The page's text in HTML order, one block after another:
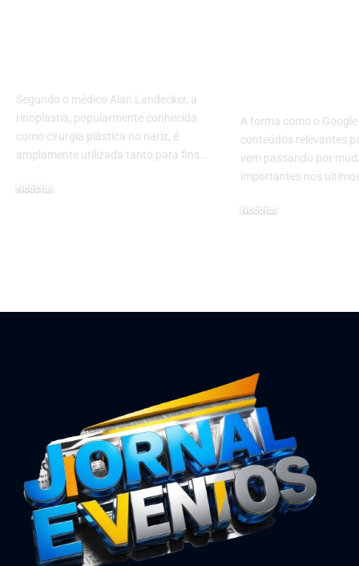
Segundo o médico Alan Landecker, a
rinoplastia, popularmente conhecida
como cirurgia plástica no nariz, é
amplamente utilizada tanto para fins…
Notícias
A forma como o
conteúdos relevantes
vem passando por
importantes nos
Notícias